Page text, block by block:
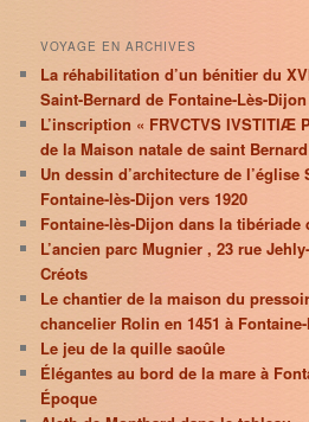
VOYAGE EN ARCHIVES
La réhabilitation d’un bénitier du
Saint-Bernard de Fontaine-Lès-Dijon
L’inscription « FRVCTVS IVSTITIÆ
de la Maison natale de saint Bernard
Un dessin d’architecture de l’église
Fontaine-lès-Dijon vers 1920
Fontaine-lès-Dijon dans la tibériade
L’ancien parc Mugnier , 23 rue
Créots
Le chantier de la maison du
chancelier Rolin en 1451 à
Le jeu de la quille saoûle
Élégantes au bord de la mare à
Époque